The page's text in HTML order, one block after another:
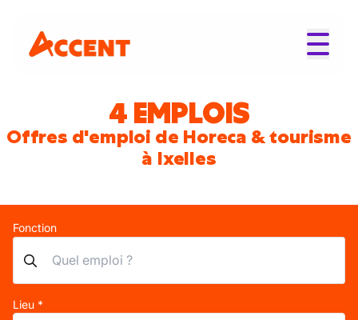
4 EMPLOIS
Offres d'emploi de Horeca & tourisme
à Ixelles
Fonction
Lieu *